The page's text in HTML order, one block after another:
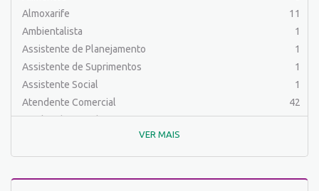
Almoxarife
11
Ambientalista
1
Assistente de Planejamento
1
Assistente de Suprimentos
1
Assistente Social
1
Atendente Comercial
42
Auxiliar de Cozinha
7
Auxiliar de Manutenção Predial
3
VER MAIS